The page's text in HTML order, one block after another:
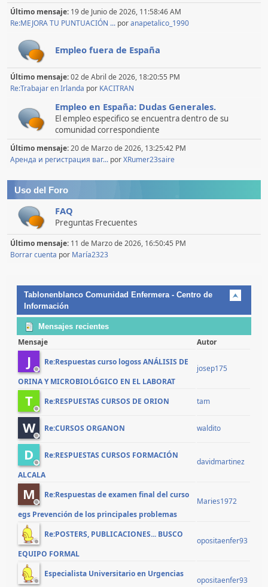
Último mensaje: 19 de Junio de 2026, 11:58:46 AM
Re:MEJORA TU PUNTUACIÓN ... poranapetalico_1990
Empleo fuera de España
Último mensaje:02 de Abril de 2026, 18:20:55 PM
Re:Trabajar en Irlanda por KACITRAN
Empleo en España: Dudas Generales.
El empleo especifico se encuentra dentro de su
comunidad correspondiente
Último mensaje:20 de Marzo de 2026, 13:25:42 PM
Аренда и регистрация ваг... porXRumer23saire
Uso del Foro
FAQ
Preguntas Frecuentes
Último mensaje: 11 de Marzo de 2026, 16:50:45 PM
Borrar cuenta por María2323
Tablonenblanco Comunidad Enfermera - Centro de
Información
Mensajes recientes
Mensaje Autor
J
Re:Respuestas curso logoss ANÁLISIS DE
ORINA Y MICROBIOLÓGICO EN EL LABORAT
josep175
T Re:RESPUESTAS CURSOS DE ORION tam
W Re:CURSOS ORGANON waldito
D
Re:RESPUESTAS CURSOS FORMACIÓN
ALCALA
davidmartinez
M
Re:Respuestas de examen final del curso
egs Prevención de los principales problemas
Maries1972
Re:POSTERS, PUBLICACIONES... BUSCO
EQUIPO FORMAL
opositaenfer93
Especialista Universitario en Urgencias
opositaenfer93